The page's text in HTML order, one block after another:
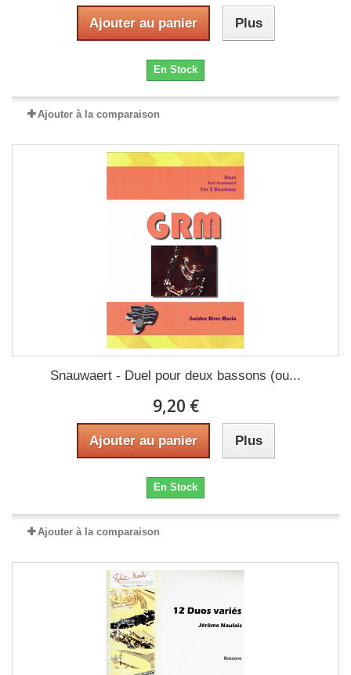
Ajouter au panier Plus
En Stock
Ajouter à la comparaison
Snauwaert - Duel pour deux bassons (ou...
9,20 €
Ajouter au panier Plus
En Stock
Ajouter à la comparaison